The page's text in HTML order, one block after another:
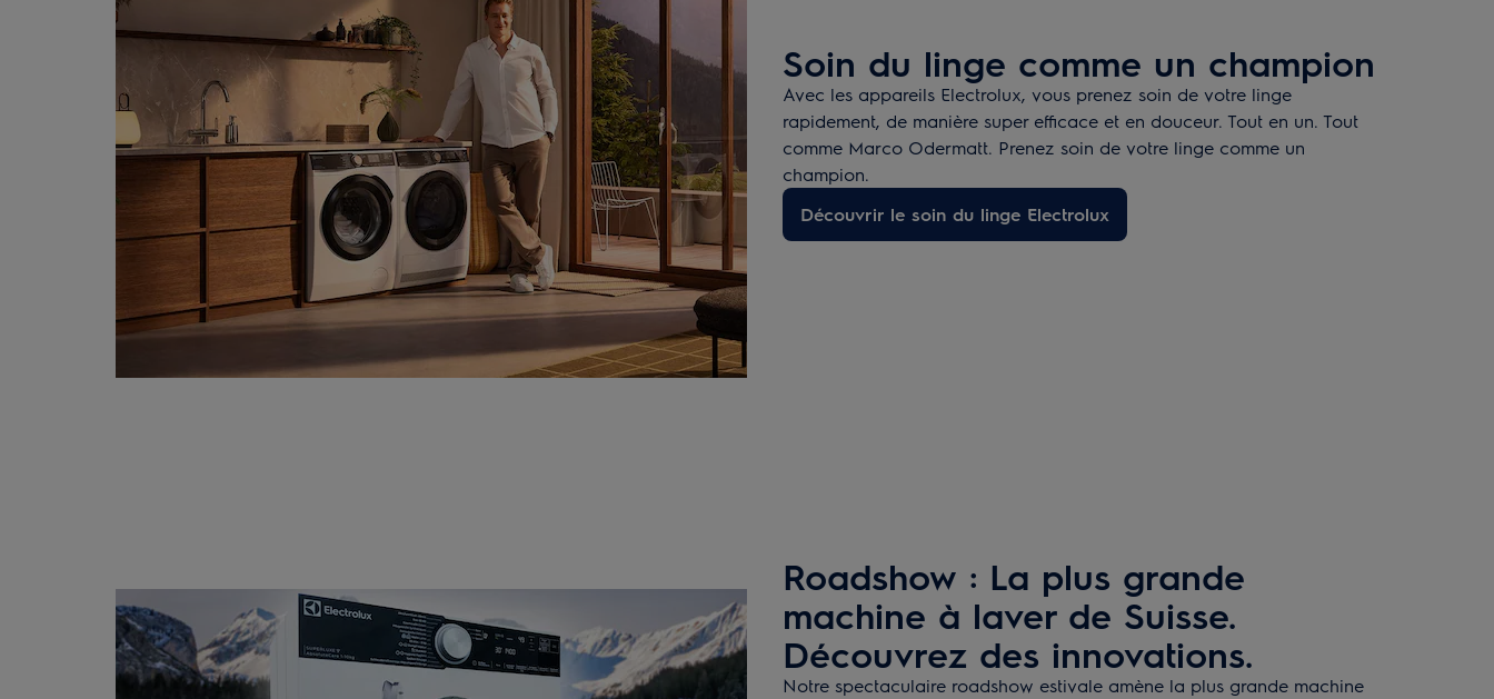
Soin du linge comme un champion
Avec les appareils Electrolux, vous prenez soin de votre linge
rapidement, de manière super efficace et en douceur. Tout en un. Tout
comme Marco Odermatt. Prenez soin de votre linge comme un
champion.
Découvrir le soin du linge Electrolux
Roadshow : La plus grande
machine à laver de Suisse.
Découvrez des innovations.
Notre spectaculaire roadshow estivale amène la plus grande machine